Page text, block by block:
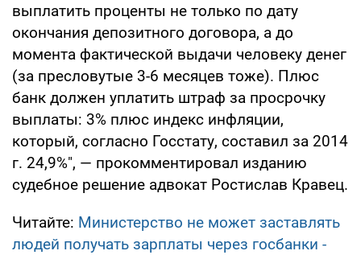
выплатить проценты не только по дату
окончания депозитного договора, а до
момента фактической выдачи человеку денег
(за пресловутые 3-6 месяцев тоже). Плюс
банк должен уплатить штраф за просрочку
выплаты: 3% плюс индекс инфляции,
который, согласно Госстату, составил за 2014
г. 24,9%", — прокомментировал изданию
судебное решение адвокат Ростислав Кравец.
Читайте: Министерство не может заставлять
людей получать зарплаты через госбанки -